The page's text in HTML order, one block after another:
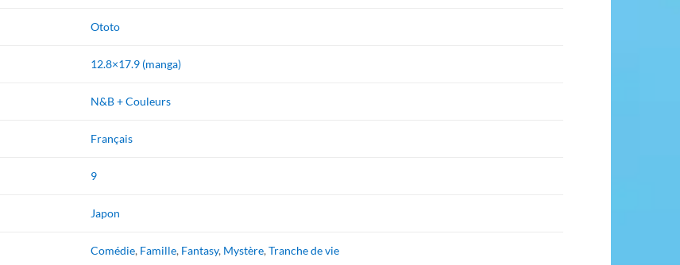
Ototo
12.8×17.9 (manga)
N&B + Couleurs
Français
9
Japon
Comédie, Famille, Fantasy, Mystère,Tranche de vie